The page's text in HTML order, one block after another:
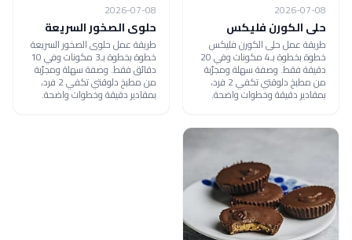
2026-07-08
حلى الكورن فليكس
طريقة عمل حلى الكورن فليكس
خطوة بخطوة بـ4 مكونات وفي 20
دقيقة فقط. وصفة سهلة ومجرّبة
من مطبخ دلوقتي تكفي 2 فرد،
بمقادير دقيقة وخطوات واضحة.
2026-07-08
حلوى الصخور السريعة
طريقة عمل حلوى الصخور السريعة
خطوة بخطوة بـ3 مكونات وفي 10
دقائق فقط. وصفة سهلة ومجرّبة
من مطبخ دلوقتي تكفي 2 فرد،
بمقادير دقيقة وخطوات واضحة.